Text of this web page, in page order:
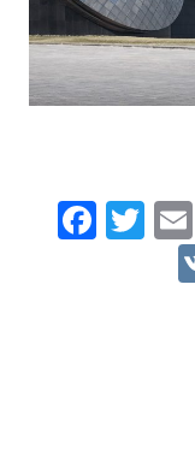
F T
w
itt